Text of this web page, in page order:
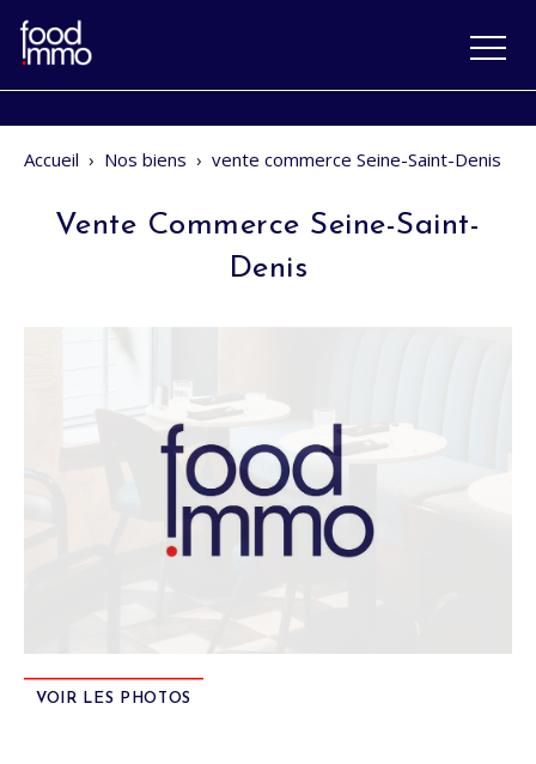
Accueil › Nos biens › vente commerce Seine-Saint-Denis
Vente Commerce Seine-Saint-
Denis
VOIR LES PHOTOS